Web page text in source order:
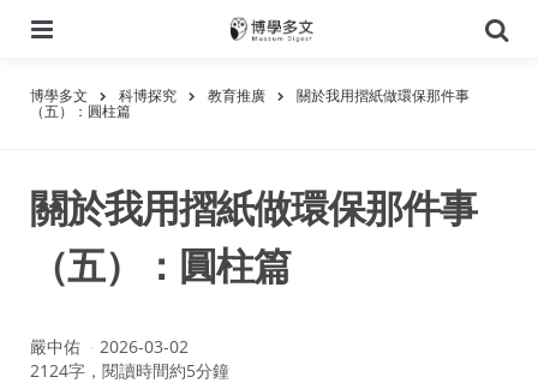
尋
博學多文 科博探究 教育推廣 關於我用摺紙做環保那件事
（五）：圓柱篇
關於我用摺紙做環保那件事
（五）：圓柱篇
作
者：
嚴中佑
2026-03-02
2124字，閱讀時間約5分鐘